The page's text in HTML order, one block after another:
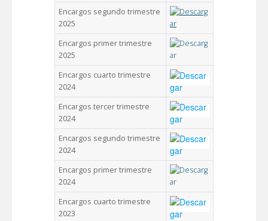
Encargos segundo trimestre
2025
Encargos primer trimestre
2025
Encargos cuarto trimestre
2024
Encargos tercer trimestre
2024
Encargos segundo trimestre
2024
Encargos primer trimestre
2024
Encargos cuarto trimestre
2023